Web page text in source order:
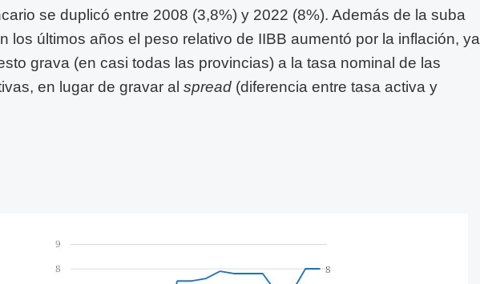
se duplicó entre 2008 (3,8%) y 2022 (8%). Además de la suba
los últimos años el peso relativo de IIBB aumentó por la inflación, ya
grava (en casi todas las provincias) a la tasa nominal de las
en lugar de gravar al spread (diferencia entre tasa activa y